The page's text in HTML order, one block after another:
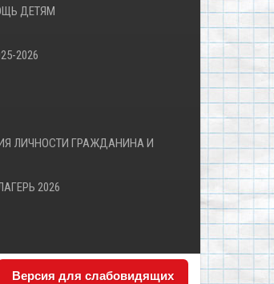
ДЕТЯМ
2026
ЛИЧНОСТИ ГРАЖДАНИНА И
2026
Версия для слабовидящих